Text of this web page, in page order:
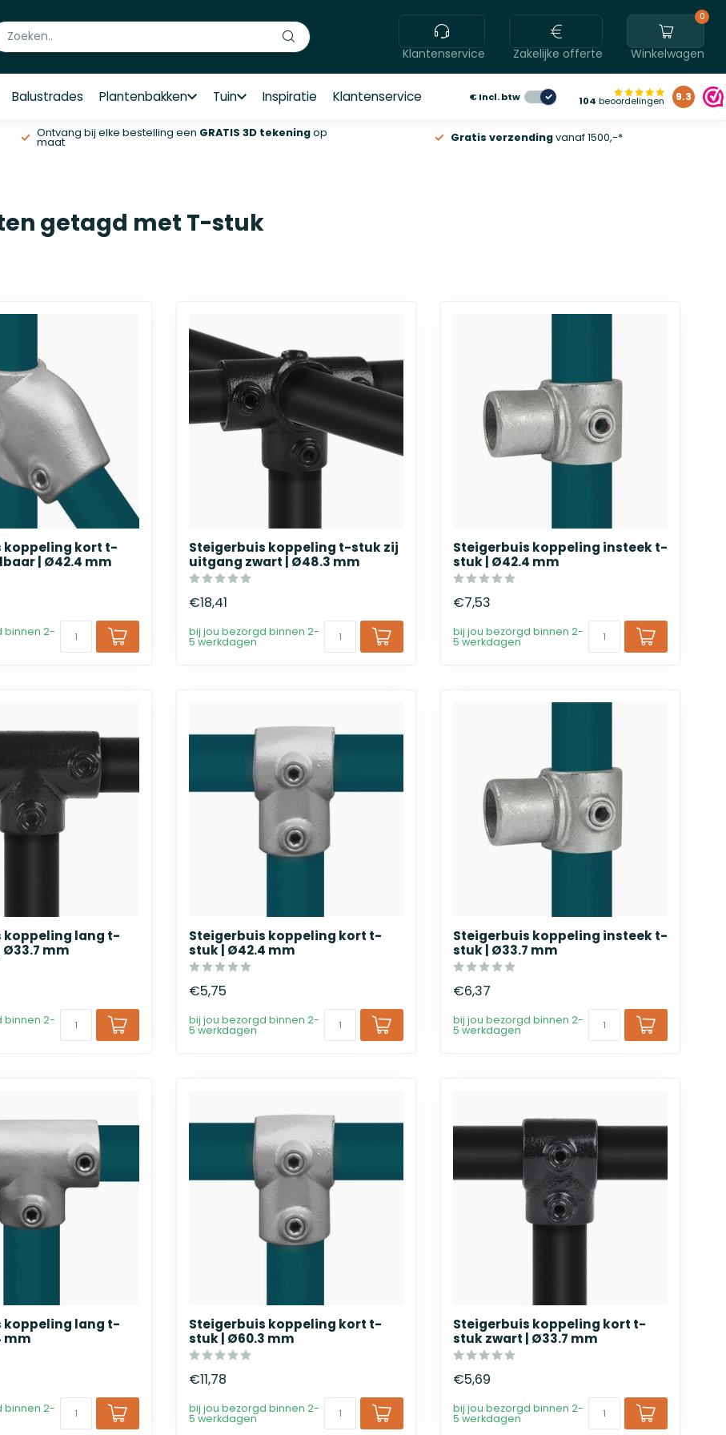
Klantenservice Zakelijke offerte
0
Winkelwagen
Balustrades Plantenbakken Tuin Inspiratie Klantenservice €Incl. btw 104 beoordelingen 9.3
Ontvang bij elke bestelling een GRATIS 3D tekeningop
maat Gratis verzendingvanaf 1500,-*
getagd met T-stuk
koppeling kort t-
| Ø42.4 mm
binnen 2-
Steigerbuis koppeling t-stuk zij
uitgang zwart | Ø48.3 mm
€18,41
bij jou bezorgd binnen 2-
5 werkdagen
Steigerbuis koppeling insteek t-
stuk | Ø42.4 mm
€7,53
bij jou bezorgd binnen 2-
5 werkdagen
koppeling lang t-
mm
binnen 2-
Steigerbuis koppeling kort t-
stuk | Ø42.4 mm
€5,75
bij jou bezorgd binnen 2-
5 werkdagen
Steigerbuis koppeling insteek t-
stuk | Ø33.7 mm
€6,37
bij jou bezorgd binnen 2-
5 werkdagen
koppeling lang t-
mm
binnen 2-
Steigerbuis koppeling kort t-
stuk | Ø60.3 mm
€11,78
bij jou bezorgd binnen 2-
5 werkdagen
Steigerbuis koppeling kort t-
stuk zwart | Ø33.7 mm
€5,69
bij jou bezorgd binnen 2-
5 werkdagen